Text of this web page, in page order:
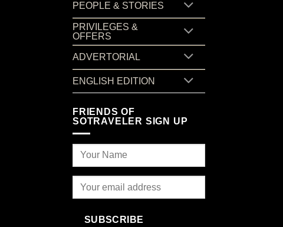
PEOPLE & STORIES
PRIVILEGES &
OFFERS
ADVERTORIAL
ENGLISH EDITION
FRIENDS OF
SOTRAVELER SIGN UP
SUBSCRIBE